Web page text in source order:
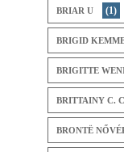
BRIAR U (1)
BRIGID
BRIGITTE
BRITTAINY C.
BRONTË